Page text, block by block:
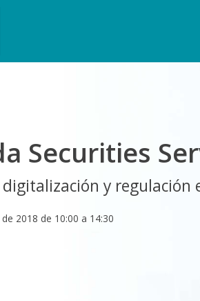
Securities
y regulación
2018 de 10:00 a 14:30